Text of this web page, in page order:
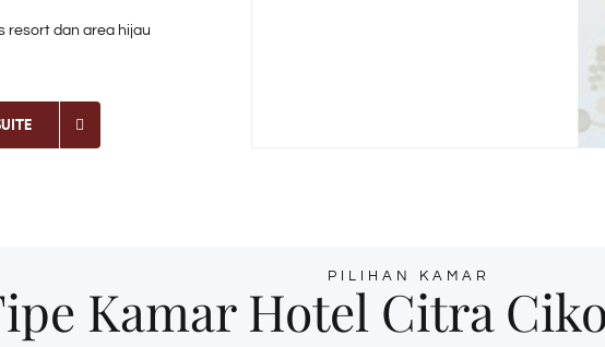
resort dan area hijau
PILIHAN KAMAR
Kamar Hotel Citra